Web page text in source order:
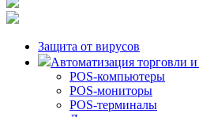
Защита от вирусов
Автоматизация торговли и
POS-компьютеры
POS-мониторы
POS-терминалы